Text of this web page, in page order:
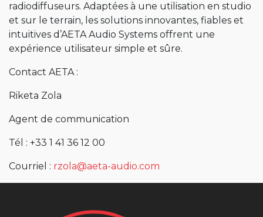
radiodiffuseurs. Adaptées à une utilisation en studio
et sur le terrain, les solutions innovantes, fiables et
intuitives d’AETA Audio Systems offrent une
expérience utilisateur simple et sûre.
Contact AETA :
Riketa Zola
Agent de communication
Tél : +33 1 41 36 12 00
Courriel : rzola@aeta-audio.com